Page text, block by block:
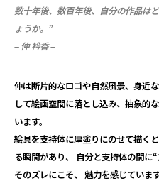
数十年後、数百年後、
自分の作品は
ょうか。”
– 仲 衿香 –
仲は断片的なロゴや自然風景、 身近
して絵画空間に落とし込み、抽象的
います。
絵具を支持体に厚塗りにのせて描くと
る瞬間があり、 自分と支持体の間に“
そのズレにこそ、 魅力を感じています